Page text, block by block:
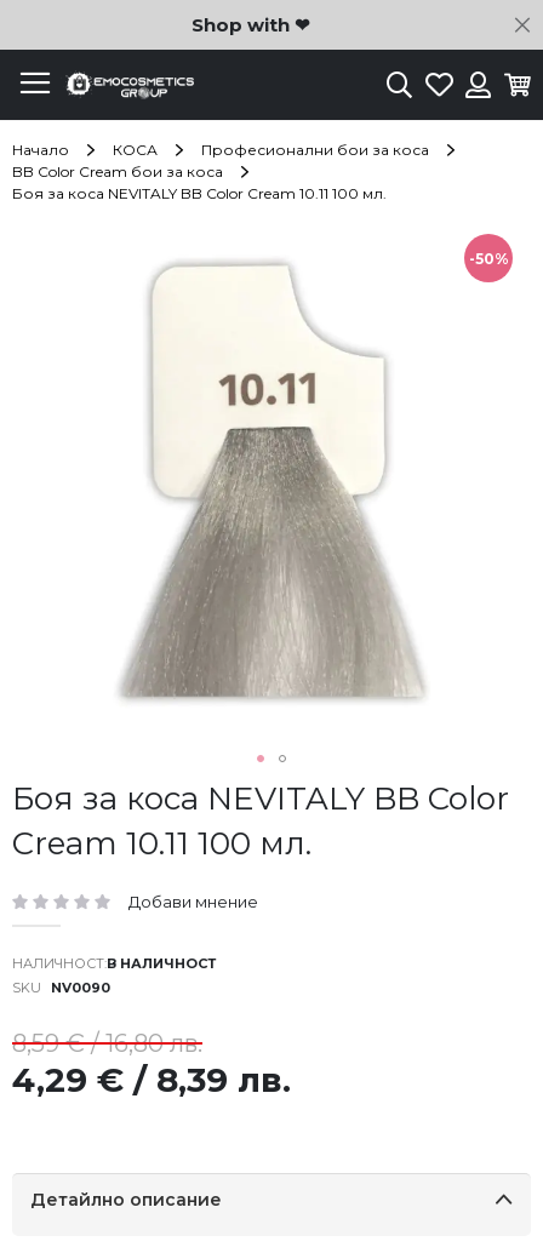
Shop with ❤
ТърсенеЛюбими
Начало КОСА
Професионални бои за коса
BB Color Cream бои за коса
Боя за коса NEVITALY BB Color Cream 10.11 100 мл.
Боя за коса NEVITALY BB Color
Cream 10.11 100 мл.
рейтинг: Добави мнение
В НАЛИЧНОСТ
SKU
NV0090
4,29 € / 8,39 лв.
8,59 € / 16,80 лв.
-50%
Преминете
към
началото
на
със
снимки
Детайлно описание